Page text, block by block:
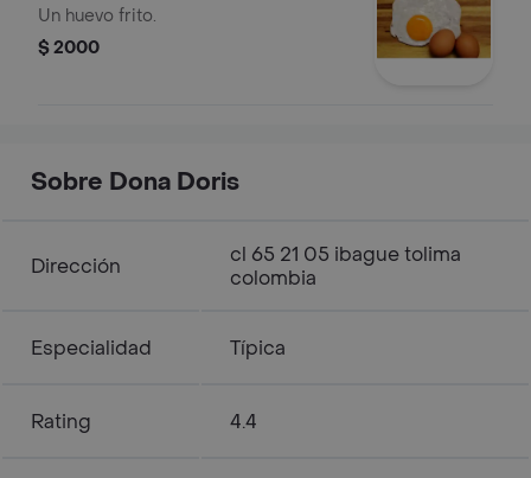
Un huevo frito.
$ 2000
Sobre Dona Doris
Dirección
cl 65 21 05 ibague tolima
colombia
Especialidad Típica
Rating 4.4